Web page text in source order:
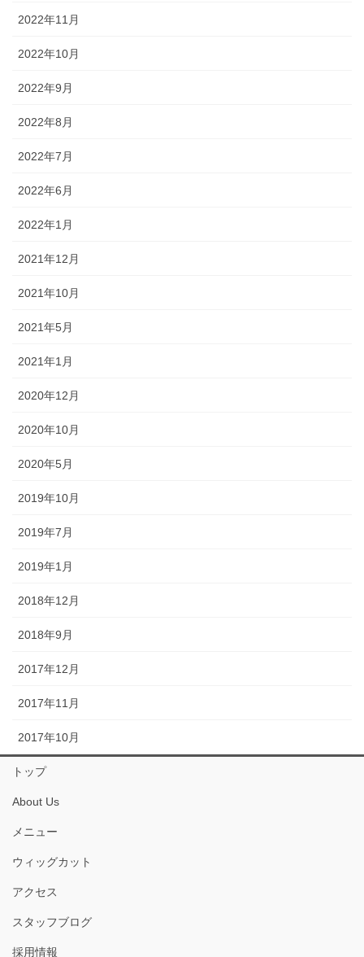
2022年11月
2022年10月
2022年9月
2022年8月
2022年7月
2022年6月
2022年1月
2021年12月
2021年10月
2021年5月
2021年1月
2020年12月
2020年10月
2020年5月
2019年10月
2019年7月
2019年1月
2018年12月
2018年9月
2017年12月
2017年11月
2017年10月
トップ
About Us
メニュー
ウィッグカット
アクセス
スタッフブログ
採用情報